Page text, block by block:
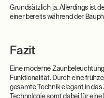
Grundsätzlich ja. Allerdings ist
einer bereits während der
Fazit
Eine moderne
Funktionalität. Durch eine
gesamte Technik elegant in
Technologie sorgt dabei für